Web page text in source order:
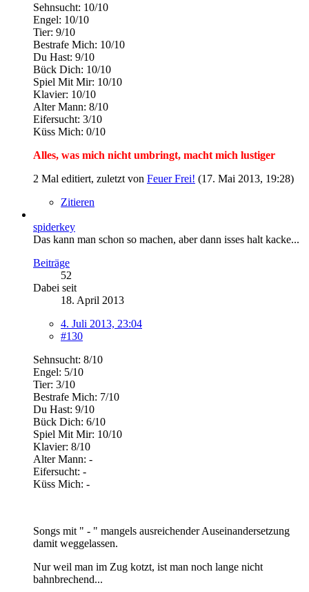
Sehnsucht: 10/10
Engel: 10/10
Tier: 9/10
Bestrafe Mich: 10/10
Du Hast: 9/10
Bück Dich: 10/10
Spiel Mit Mir: 10/10
Klavier: 10/10
Alter Mann: 8/10
Eifersucht: 3/10
Küss Mich: 0/10
Alles, was mich nicht umbringt, macht mich lustiger
2 Mal editiert, zuletzt von Feuer Frei! (17. Mai 2013, 19:28)
Zitieren
spiderkey
Das kann man schon so machen, aber dann isses halt kacke...
Beiträge
52
Dabei seit
18. April 2013
4. Juli 2013, 23:04
#130
Sehnsucht: 8/10
Engel: 5/10
Tier: 3/10
Bestrafe Mich: 7/10
Du Hast: 9/10
Bück Dich: 6/10
Spiel Mit Mir: 10/10
Klavier: 8/10
Alter Mann: -
Eifersucht: -
Küss Mich: -
Songs mit " - " mangels ausreichender Auseinandersetzung
damit weggelassen.
Nur weil man im Zug kotzt, ist man noch lange nicht
bahnbrechend...